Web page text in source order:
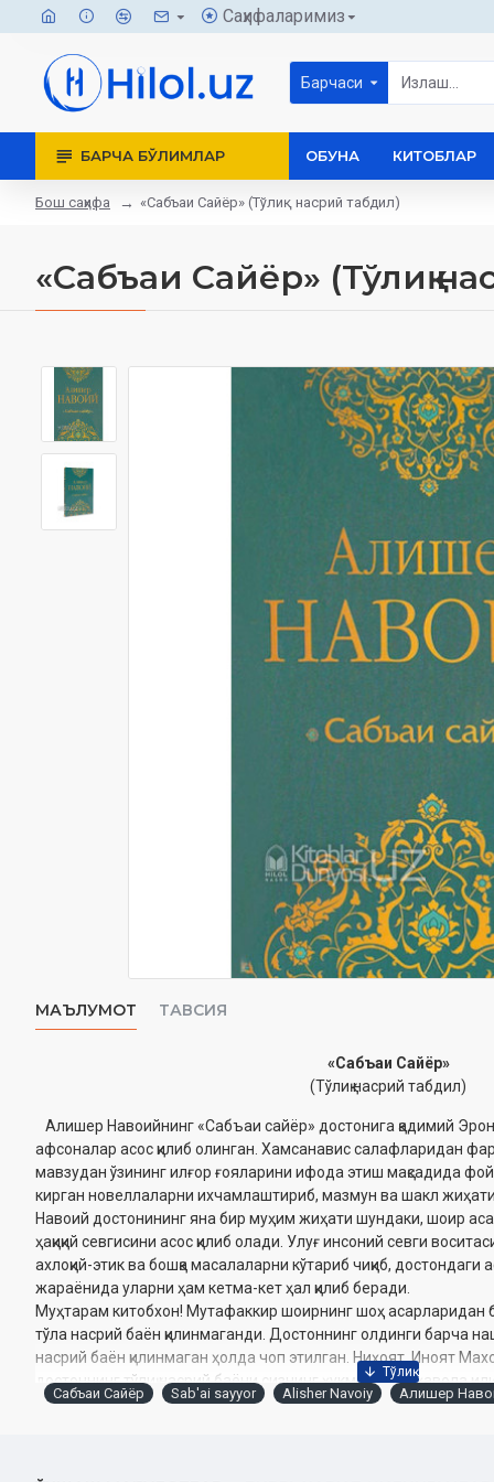
Саҳифаларимиз
Барчаси
БАРЧА БЎЛИМЛАР ОБУНА КИТОБЛАР
Бош саҳифа «Сабъаи Сайёр» (Тўлиқ насрий табдил)
«Сабъаи Сайёр» (Тўлиқ
МАЪЛУМОТ ТАВСИЯ
«Сабъаи Сайёр»
(Тўлиқ насрий табдил)
Алишер Навоийнинг «Сабъаи сайёр» достонига қадимий
афсоналар асос қилиб олинган. Хамсанавис салафларидан
мавзудан ўзининг илғор ғояларини ифода этиш мақсадида
кирган новеллаларни ихчамлаштириб, мазмун ва шакл
Навоий достонининг яна бир муҳим жиҳати шундаки, шоир
ҳақиқий севгисини асос қилиб олади. Улуғ инсоний севги
ахлоқий-этик ва бошқа масалаларни кўтариб чиқиб, достондаги
жараёнида уларни ҳам кетма-кет ҳал қилиб беради.
Муҳтарам китобхон! Мутафаккир шоирнинг шоҳ асарларидан
тўла насрий баён қилинмаганди. Достоннинг олдинги барча
насрий баён қилинмаган ҳолда чоп этилган. Ниҳоят, Иноят
достоннинг тўлиқ насрий баёни сизнинг ҳукмингизга ҳавола
Сабъаи Сайёр Sab'ai sayyor Alisher Navoiy Алишер